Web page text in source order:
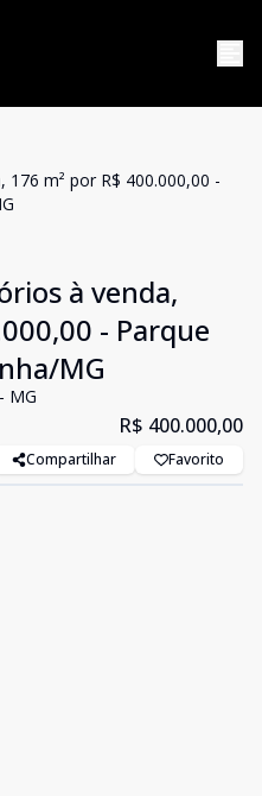
m² por R$ 400.000,00 -
à venda,
- Parque
MG
MG
R$ 400.000,00
Compartilhar Favorito